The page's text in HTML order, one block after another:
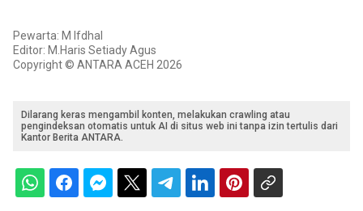
Pewarta: M Ifdhal
Editor: M.Haris Setiady Agus
Copyright © ANTARA ACEH 2026
Dilarang keras mengambil konten, melakukan crawling atau
pengindeksan otomatis untuk AI di situs web ini tanpa izin tertulis dari
Kantor Berita ANTARA.